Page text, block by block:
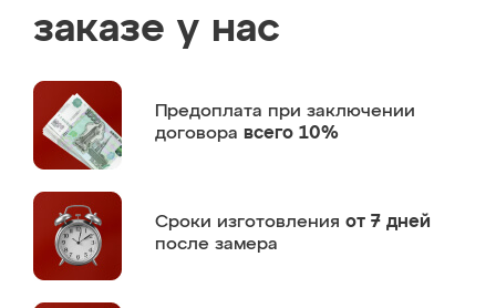
заказе у нас
Предоплата при заключении
договора всего 10%
Сроки изготовления от 7 дней
после замера